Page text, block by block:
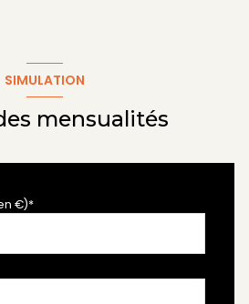
SIMULATION
mensualités
€)*